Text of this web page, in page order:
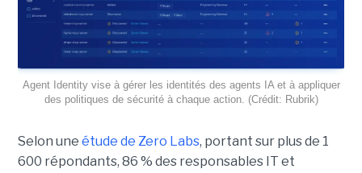
Agent Identity vise à gérer les identités des agents IA et à appliquer
des politiques de sécurité à chaque action. (Crédit: Rubrik)
Selon une étude de Zero Labs, portant sur plus de 1
600 répondants, 86 % des responsables IT et